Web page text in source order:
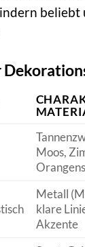
Moos,
Metall
klare
Akzente